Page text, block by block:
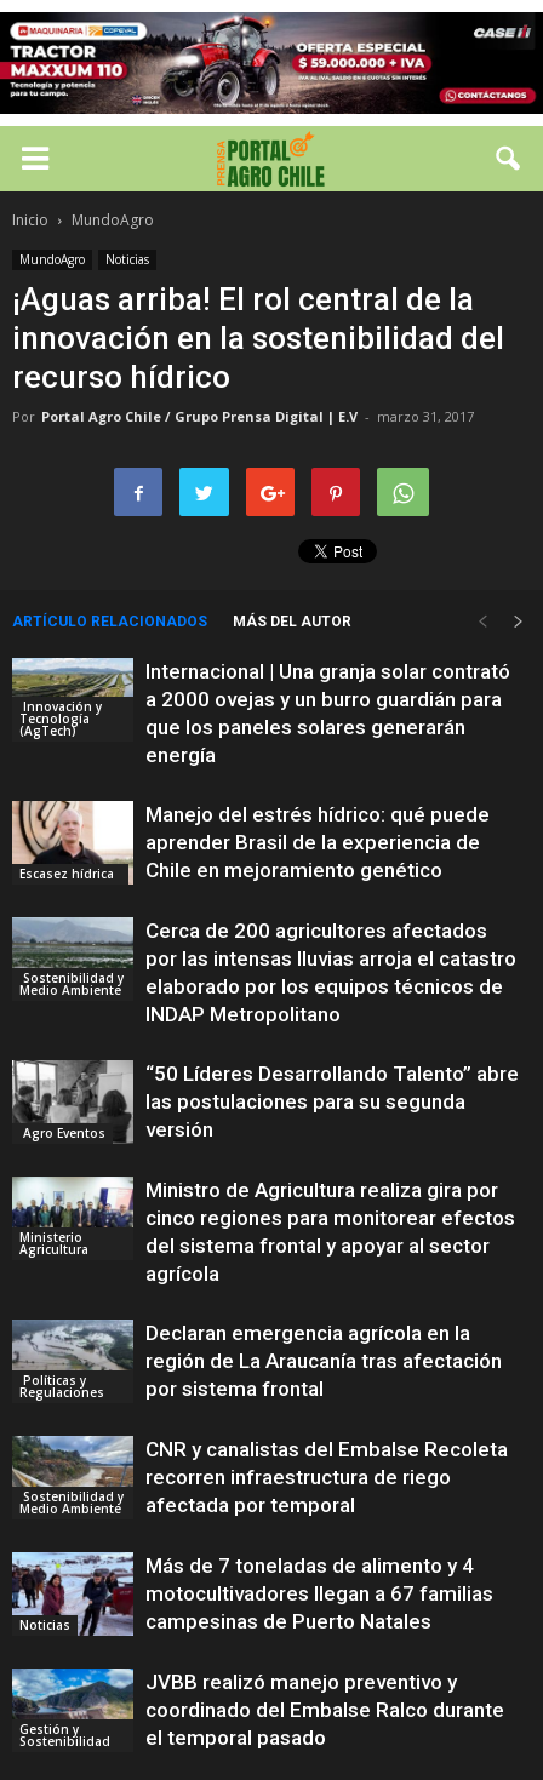
Inicio MundoAgro
MundoAgro Noticias
¡Aguas arriba! El rol central de la
innovación en la sostenibilidad del
recurso hídrico
Por Portal Agro Chile / Grupo Prensa Digital | E.V - marzo 31, 2017
ARTÍCULO RELACIONADOS MÁS DEL AUTOR
Innovación y
Tecnología
(AgTech)
Internacional | Una granja solar contrató
a 2000 ovejas y un burro guardián para
que los paneles solares generarán
energía
Escasez hídrica
Manejo del estrés hídrico: qué puede
aprender Brasil de la experiencia de
Chile en mejoramiento genético
Sostenibilidad y
Medio Ambiente
Cerca de 200 agricultores afectados
por las intensas lluvias arroja el catastro
elaborado por los equipos técnicos de
INDAP Metropolitano
Agro Eventos
“50 Líderes Desarrollando Talento” abre
las postulaciones para su segunda
versión
Ministerio
Agricultura
Ministro de Agricultura realiza gira por
cinco regiones para monitorear efectos
del sistema frontal y apoyar al sector
agrícola
Políticas y
Regulaciones
Declaran emergencia agrícola en la
región de La Araucanía tras afectación
por sistema frontal
Sostenibilidad y
Medio Ambiente
CNR y canalistas del Embalse Recoleta
recorren infraestructura de riego
afectada por temporal
Noticias
Más de 7 toneladas de alimento y 4
motocultivadores llegan a 67 familias
campesinas de Puerto Natales
Gestión y
Sostenibilidad
JVBB realizó manejo preventivo y
coordinado del Embalse Ralco durante
el temporal pasado